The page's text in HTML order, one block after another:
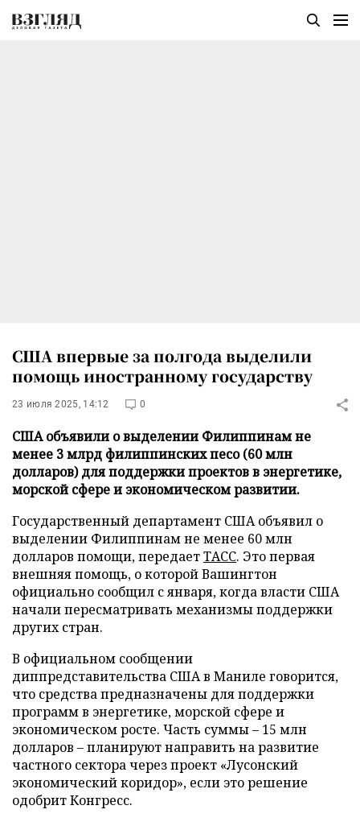
США впервые за полгода выделили
помощь иностранному государству
23 июля 2025, 14:12 0
США объявили о выделении Филиппинам не
менее 3 млрд филиппинских песо (60 млн
долларов) для поддержки проектов в энергетике,
морской сфере и экономическом развитии.
Государственный департамент США объявил о
выделении Филиппинам не менее 60 млн
долларов помощи, передаетТАСС. Это первая
внешняя помощь, о которой Вашингтон
официально сообщил с января, когда власти США
начали пересматривать механизмы поддержки
других стран.
В официальном сообщении
диппредставительства США в Маниле говорится,
что средства предназначены для поддержки
программ в энергетике, морской сфере и
экономическом росте. Часть суммы – 15 млн
долларов – планируют направить на развитие
частного сектора через проект «Лусонский
экономический коридор», если это решение
одобрит Конгресс.